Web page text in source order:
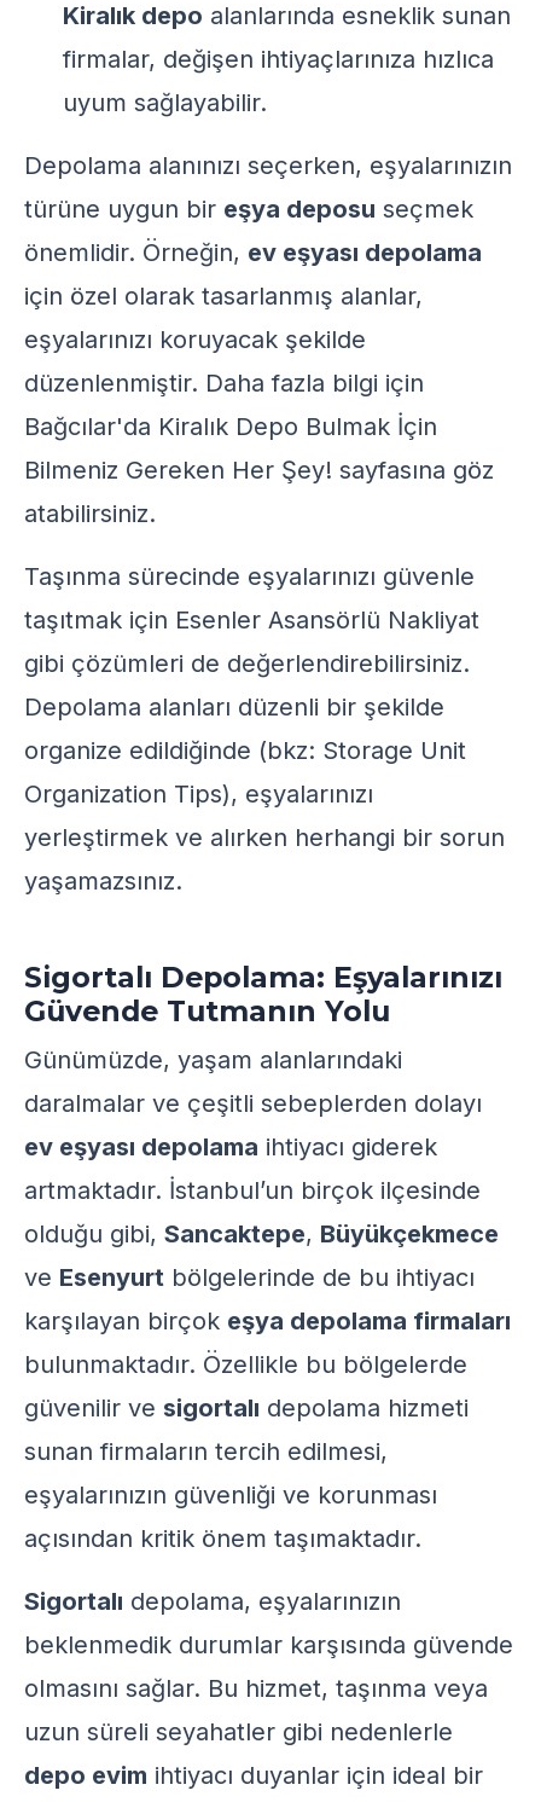
Kiralık depo alanlarında esneklik sunan
firmalar, değişen ihtiyaçlarınıza hızlıca
uyum sağlayabilir.
Depolama alanınızı seçerken, eşyalarınızın
türüne uygun bir eşya deposu seçmek
önemlidir. Örneğin, ev eşyası depolama
için özel olarak tasarlanmış alanlar,
eşyalarınızı koruyacak şekilde
düzenlenmiştir. Daha fazla bilgi için
Bağcılar'da Kiralık Depo Bulmak İçin
Bilmeniz Gereken Her Şey! sayfasına göz
atabilirsiniz.
Taşınma sürecinde eşyalarınızı güvenle
taşıtmak için Esenler Asansörlü Nakliyat
gibi çözümleri de değerlendirebilirsiniz.
Depolama alanları düzenli bir şekilde
organize edildiğinde (bkz: Storage Unit
Organization Tips), eşyalarınızı
yerleştirmek ve alırken herhangi bir sorun
yaşamazsınız.
Sigortalı Depolama: Eşyalarınızı
Güvende Tutmanın Yolu
Günümüzde, yaşam alanlarındaki
daralmalar ve çeşitli sebeplerden dolayı
ev eşyası depolama ihtiyacı giderek
artmaktadır. İstanbul’un birçok ilçesinde
olduğu gibi, Sancaktepe, Büyükçekmece
ve Esenyurt bölgelerinde de bu ihtiyacı
karşılayan birçok eşya depolama firmaları
bulunmaktadır. Özellikle bu bölgelerde
güvenilir ve sigortalı depolama hizmeti
sunan firmaların tercih edilmesi,
eşyalarınızın güvenliği ve korunması
açısından kritik önem taşımaktadır.
Sigortalı depolama, eşyalarınızın
beklenmedik durumlar karşısında güvende
olmasını sağlar. Bu hizmet, taşınma veya
uzun süreli seyahatler gibi nedenlerle
depo evim ihtiyacı duyanlar için ideal bir